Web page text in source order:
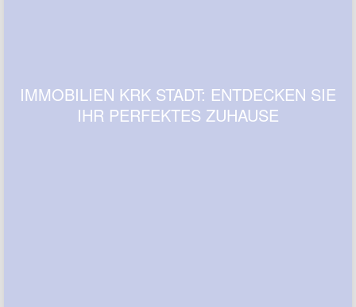
IMMOBILIEN KRK STADT: ENTDECKEN SIE
IHR PERFEKTES ZUHAUSE